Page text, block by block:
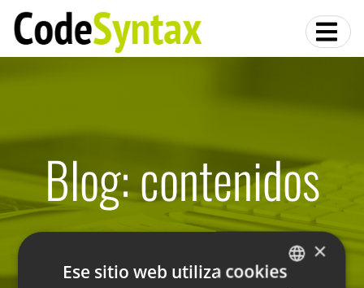
Blog: contenidos
×
Ese sitio web utiliza cookies